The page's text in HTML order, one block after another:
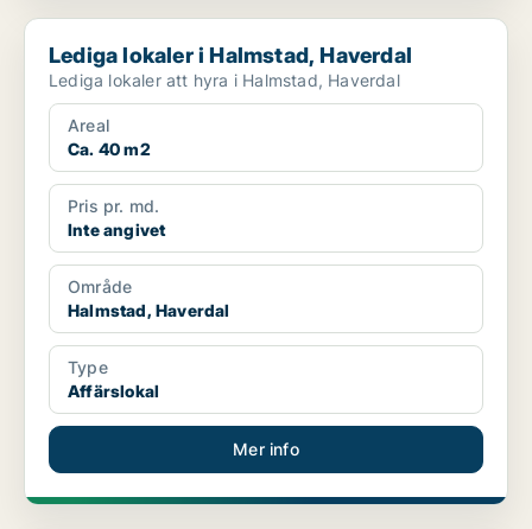
Lediga lokaler i Halmstad, Haverdal
Lediga lokaler i Halmstad, Haverdal
Lediga lokaler att hyra i Halmstad, Haverdal
Areal
Ca. 40 m2
Pris pr. md.
Inte angivet
Område
Halmstad, Haverdal
Type
Affärslokal
Mer info